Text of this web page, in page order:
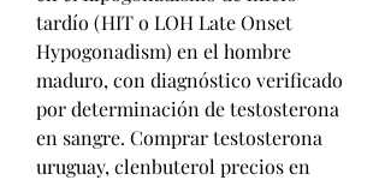
tardío (HIT o LOH Late Onset
Hypogonadism) en el hombre
maduro, con diagnóstico verificado
por determinación de testosterona
en sangre. Comprar testosterona
uruguay, clenbuterol precios en